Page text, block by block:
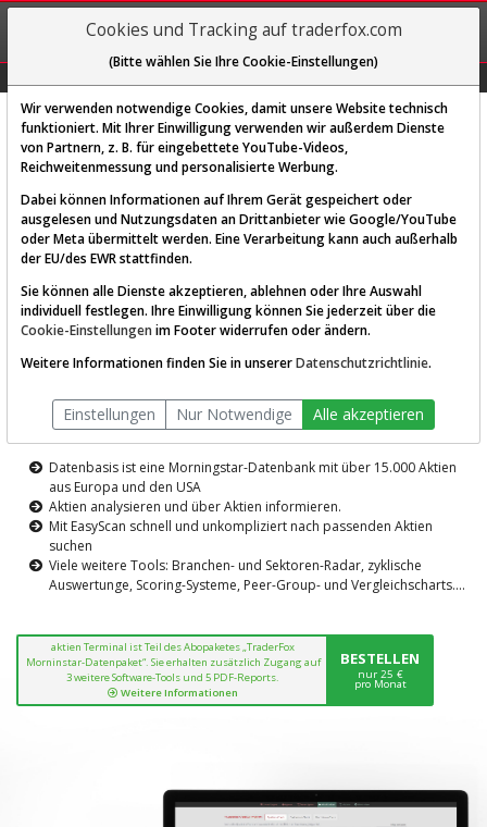
REGIS-
TRIEREN
Diese Funktion ist nur für
AKTIEN-TERMINAL
Die Aktienanalyse-Plattform von
TraderFox
Datenbasis ist eine Morningstar-Datenbank mit über 15.000 Aktien
aus Europa und den USA
Aktien analysieren und über Aktien informieren.
Mit EasyScan schnell und unkompliziert nach passenden Aktien
suchen
Viele weitere Tools: Branchen- und Sektoren-Radar, zyklische
Auswertunge, Scoring-Systeme, Peer-Group- und Vergleichscharts....
aktien Terminal ist Teil des Abopaketes „TraderFox
Morninstar-Datenpaket“. Sie erhalten zusätzlich Zugang auf
3 weitere Software-Tools und 5 PDF-Reports.
Weitere Informationen
BESTELLEN
nur 25 €
pro Monat
Cookies und Tracking auf traderfox.com
(Bitte wählen Sie Ihre Cookie-Einstellungen)
Wir verwenden notwendige Cookies, damit unsere Website technisch
funktioniert. Mit Ihrer Einwilligung verwenden wir außerdem Dienste
von Partnern, z. B. für eingebettete YouTube-Videos,
Reichweitenmessung und personalisierte Werbung.
Dabei können Informationen auf Ihrem Gerät gespeichert oder
ausgelesen und Nutzungsdaten an Drittanbieter wie Google/YouTube
oder Meta übermittelt werden. Eine Verarbeitung kann auch außerhalb
der EU/des EWR stattfinden.
Sie können alle Dienste akzeptieren, ablehnen oder Ihre Auswahl
individuell festlegen. Ihre Einwilligung können Sie jederzeit über die
Cookie-Einstellungen im Footer widerrufen oder ändern.
Weitere Informationen finden Sie in unsererDatenschutzrichtlinie.
Einstellungen Nur Notwendige Alle akzeptieren